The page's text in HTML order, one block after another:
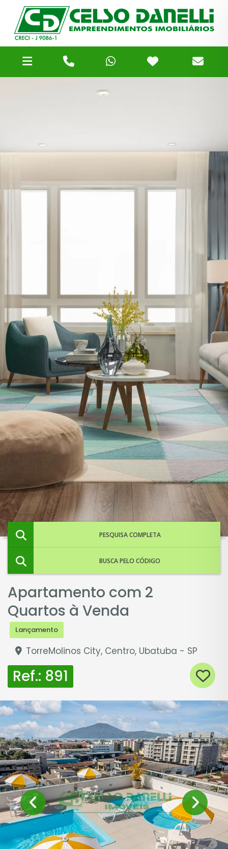
PESQUISA COMPLETA
BUSCA PELO CÓDIGO
Apartamento com 2
Quartos à Venda
Lançamento
TorreMolinos City, Centro, Ubatuba - SP
Ref.: 891